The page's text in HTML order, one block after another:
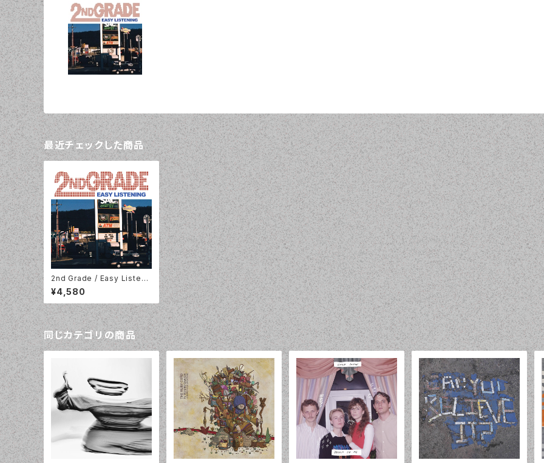
最近チェックした商品
2nd Grade / Easy Listeni
ng / BLUE VINYL / Doubl
e Double Whammy / LP-
DDW-088C
¥4,580
同じカテゴリの商品